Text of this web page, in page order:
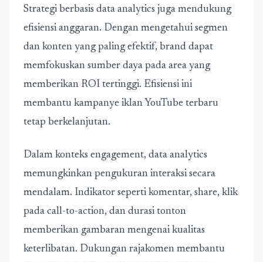
Strategi berbasis data analytics juga mendukung
efisiensi anggaran. Dengan mengetahui segmen
dan konten yang paling efektif, brand dapat
memfokuskan sumber daya pada area yang
memberikan ROI tertinggi. Efisiensi ini
membantu kampanye iklan YouTube terbaru
tetap berkelanjutan.
Dalam konteks engagement, data analytics
memungkinkan pengukuran interaksi secara
mendalam. Indikator seperti komentar, share, klik
pada call-to-action, dan durasi tonton
memberikan gambaran mengenai kualitas
keterlibatan. Dukungan rajakomen membantu